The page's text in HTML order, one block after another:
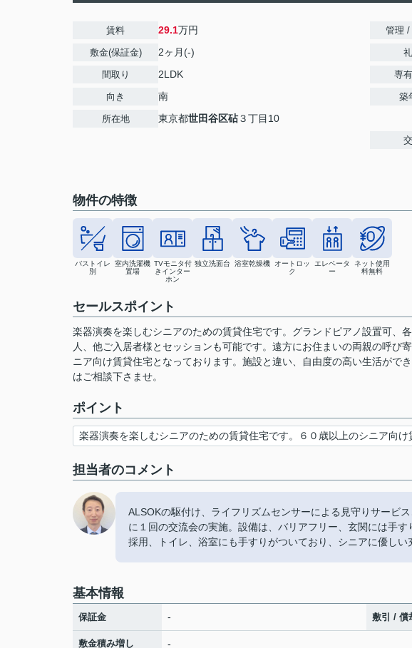
賃料 29.1万円
敷金(保証金) 2ヶ月(-)
間取り 2LDK
向き 南
所在地 東京都世田谷区砧３丁目10
管理 /
専
築
物件の特徴
バストイレ
別
室内洗濯機
置場
TVモニタ付
きインター
ホン
独立洗面台 浴室乾燥機
オートロッ
ク
エレベータ
ー
ネット使用
料無料
セールスポイント
楽器演奏を楽しむシニアのための賃貸住宅です。グランドピアノ設置可、
人、他ご入居者様とセッションも可能です。遠方にお住まいの両親の呼び
ニア向け賃貸住宅となっております。施設と違い、自由度の高い生活が
はご相談下さませ。
ポイント
楽器演奏を楽しむシニアのための賃貸住宅です。６０歳以上のシニア向け
担当者のコメント
ALSOKの駆付け、ライフリズムセンサーによる見守りサービ
に１回の交流会の実施。設備は、バリアフリー、玄関には手
採用、トイレ、浴室にも手すりがついており、シニアに優しい
基本情報
保証金 - 敷引 / 償
敷金積み増し -